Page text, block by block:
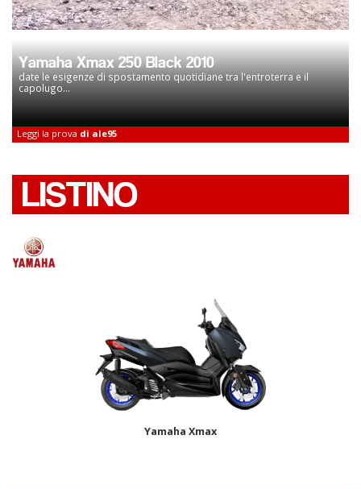
Yamaha Xmax 250 Black 2010
date le esigenze di spostamento quotidiane tra l'entroterra e il
capolugo...
Leggi la prova di ale95
LISTINO
Yamaha Xmax